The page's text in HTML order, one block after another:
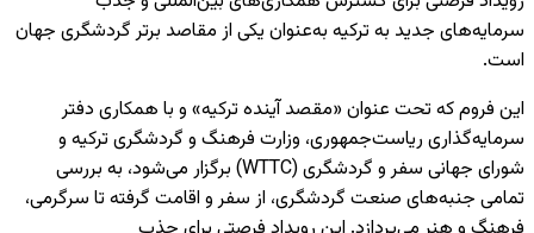
سرمایه‌های جدید به ترکیه به‌عنوان یکی از مقاصد برتر گردشگری جهان
است.
این فروم که تحت عنوان «مقصد آینده ترکیه» و با همکاری دفتر
سرمایه‌گذاری ریاست‌جمهوری، وزارت فرهنگ و گردشگری ترکیه و
شورای جهانی سفر و گردشگری (WTTC) برگزار می‌شود، به بررسی
تمامی جنبه‌های صنعت گردشگری، از سفر و اقامت گرفته تا سرگرمی،